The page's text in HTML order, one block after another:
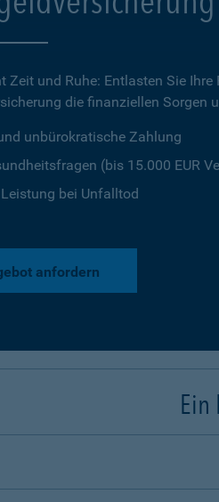
Zeit und Ruhe: Entlasten Sie
die finanziellen Sorgen
unbürokratische Zahlung
(bis 15.000 EUR
bei Unfalltod
anfordern
Ein